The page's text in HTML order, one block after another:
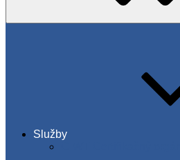
Služby